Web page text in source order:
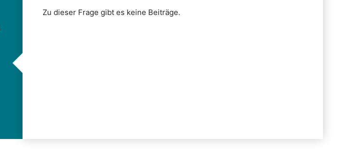
Zu dieser Frage gibt es keine Beiträge.